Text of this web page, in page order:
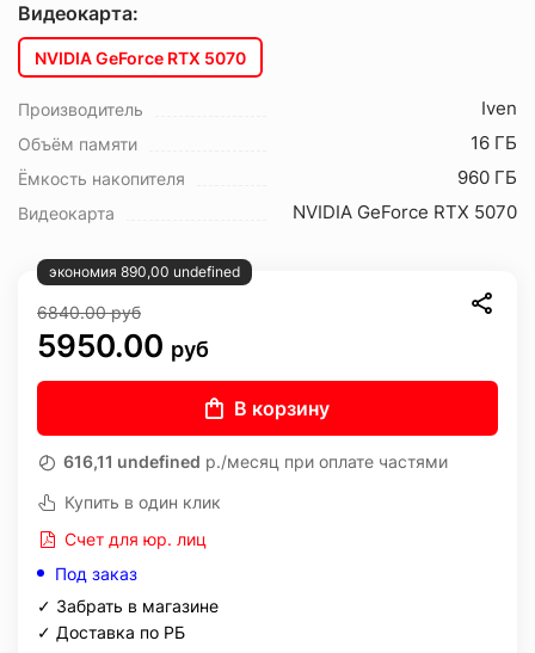
Видеокарта:
NVIDIA GeForce RTX 5070
Производитель Iven
Объём памяти 16 ГБ
Ёмкость накопителя 960 ГБ
Видеокарта NVIDIA GeForce RTX 5070
экономия 890,00 undefined
6840.00руб
5950.00 руб
В корзину
616,11 undefined р./месяц при оплате частями
Купить в один клик
Счет для юр. лиц
Под заказ
✓ Забрать в магазине
✓ Доставка по РБ